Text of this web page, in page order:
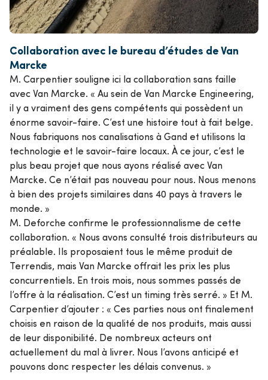
Collaboration avec le bureau d’études de Van
Marcke
M. Carpentier souligne ici la collaboration sans faille
avec Van Marcke. « Au sein de Van Marcke Engineering,
il y a vraiment des gens compétents qui possèdent un
énorme savoir-faire. C’est une histoire tout à fait belge.
Nous fabriquons nos canalisations à Gand et utilisons la
technologie et le savoir-faire locaux. À ce jour, c’est le
plus beau projet que nous ayons réalisé avec Van
Marcke. Ce n’était pas nouveau pour nous. Nous menons
à bien des projets similaires dans 40 pays à travers le
monde. »
M. Deforche confirme le professionnalisme de cette
collaboration. « Nous avons consulté trois distributeurs au
préalable. Ils proposaient tous le même produit de
Terrendis, mais Van Marcke offrait les prix les plus
concurrentiels. En trois mois, nous sommes passés de
l’offre à la réalisation. C’est un timing très serré. » Et M.
Carpentier d’ajouter : « Ces parties nous ont finalement
choisis en raison de la qualité de nos produits, mais aussi
de leur disponibilité. De nombreux acteurs ont
actuellement du mal à livrer. Nous l’avons anticipé et
pouvons donc respecter les délais convenus. »